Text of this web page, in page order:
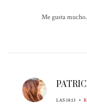
Me gusta
LAS 18:13 •